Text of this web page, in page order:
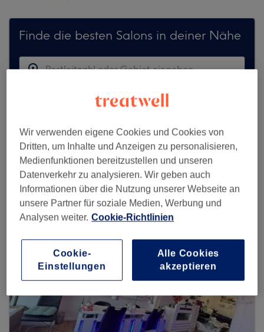
Finde die besten Salons in deiner Nähe
Auf Treatwell finden
Mehr Salons anzeigen
Wir verwenden eigene Cookies und Cookies von
Dritten, um Inhalte und Anzeigen zu personalisieren,
Medienfunktionen bereitzustellen und unseren
Datenverkehr zu analysieren. Wir geben auch
Informationen über die Nutzung unserer Webseite an
unsere Partner für soziale Medien, Werbung und
Analysen weiter. Cookie-Richtlinien
Cookie-
Einstellungen
Alle Cookies
akzeptieren